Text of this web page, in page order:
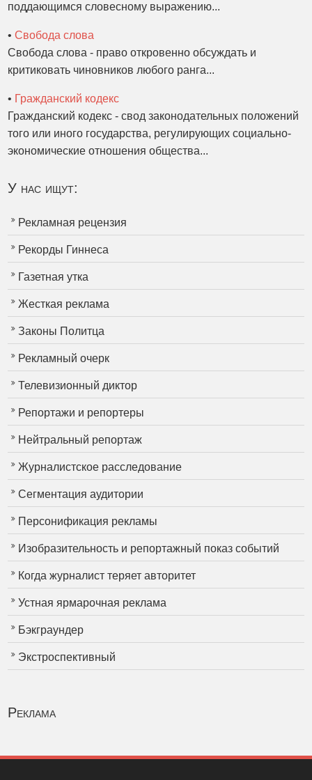
поддающимся словесному выражению...
•Свобода слова
Свобода слова - право откровенно обсуждать и
критиковать чиновников любого ранга...
• Гражданский кодекс
Гражданский кодекс - свод законодательных положений
того или иного государства, регулирующих социально-
экономические отношения общества...
У нас ищут:
Рекламная рецензия
Рекорды Гиннеса
Газетная утка
Жесткая реклама
Законы Политца
Рекламный очерк
Телевизионный диктор
Репортажи и репортеры
Нейтральный репортаж
Журналистское расследование
Сегментация аудитории
Персонификация рекламы
Изобразительность и репортажный показ событий
Когда журналист теряет авторитет
Устная ярмарочная реклама
Бэкграундер
Экстроспективный
Реклама